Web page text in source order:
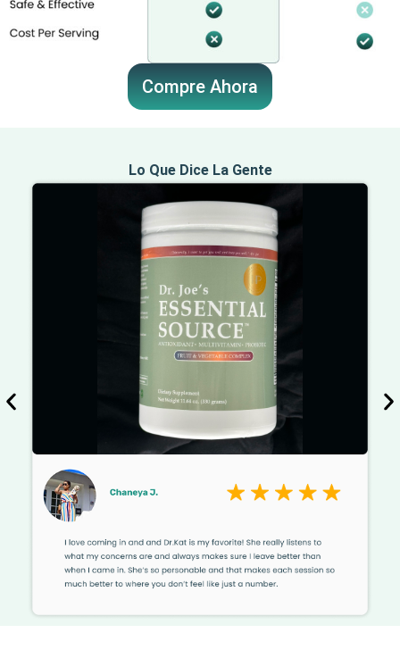
Compre Ahora
Lo Que Dice La Gente